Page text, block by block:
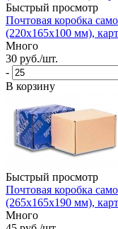
Быстрый просмотр
Почтовая коробка
(220x165x100 мм),
Много
30 руб./шт.
-
В корзину
Быстрый просмотр
Почтовая коробка
(265x165x190 мм),
Много